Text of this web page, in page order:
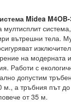
Midea M4OB-
система,
вътрешни тела.
на модерната
Работи с
допустим
м., а тръбния път до
от 35 м.